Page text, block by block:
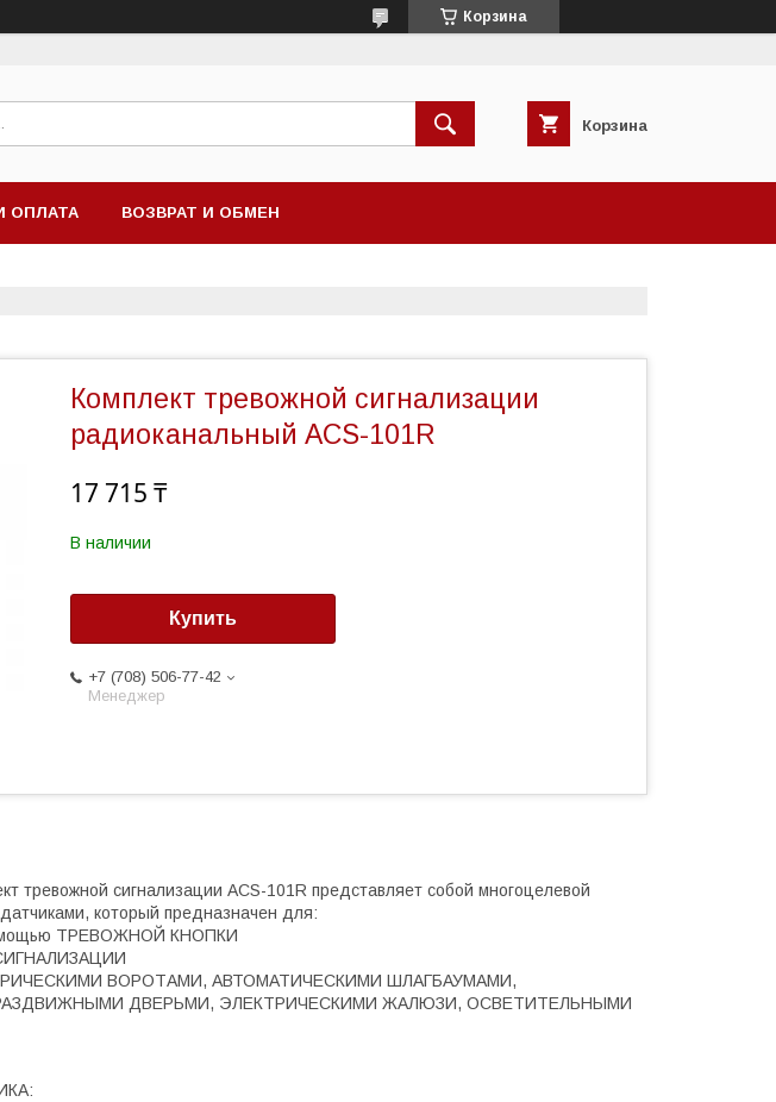
Корзина
Корзина
ОПЛАТА ВОЗВРАТ И ОБМЕН
Комплект тревожной сигнализации
радиоканальный ACS-101R
17 715 ₸
В наличии
Купить
+7 (708) 506-77-42
Менеджер
тревожной сигнализации ACS-101R представляет собой многоцелевой
который предназначен для:
ТРЕВОЖНОЙ КНОПКИ
ВОРОТАМИ, АВТОМАТИЧЕСКИМИ ШЛАГБАУМАМИ,
ДВЕРЬМИ, ЭЛЕКТРИЧЕСКИМИ ЖАЛЮЗИ, ОСВЕТИТЕЛЬНЫМИ